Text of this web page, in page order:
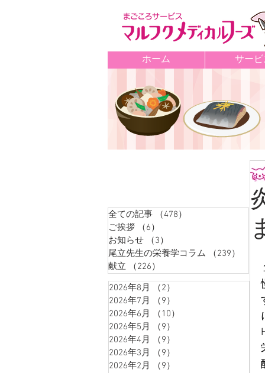
ホーム サー
全ての記事 （478）
ご挨拶
（6）
お知らせ
（3）
尾立先生の栄養学コラム
（239）
献立
（226）
2026年8月
（2）
2026年7月
（9）
2026年6月
（10）
2026年5月
（9）
2026年4月
（9）
2026年3月
（9）
2026年2月
（9）